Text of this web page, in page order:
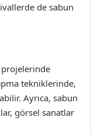
de sabun
projelerinde
tekniklerinde,
Ayrıca, sabun
görsel sanatlar